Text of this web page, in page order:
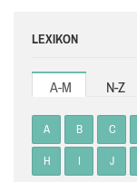
LEXIKON
A-M N-Z
A B C
H I J